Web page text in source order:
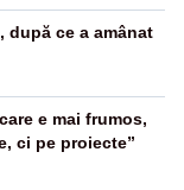
după ce a amânat
e mai frumos,
ci pe proiecte”